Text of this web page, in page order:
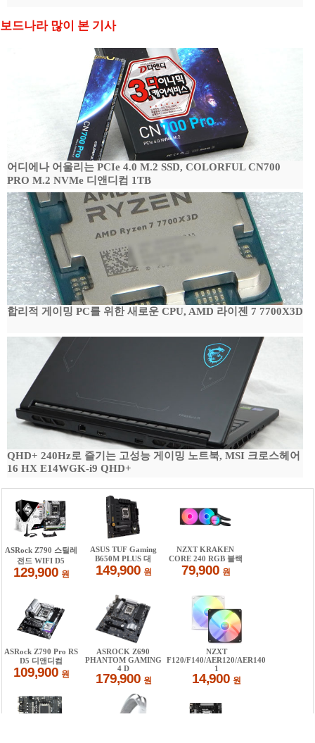
보드나라 많이 본 기사
어디에나 어울리는 PCIe 4.0 M.2 SSD, COLORFUL CN700
PRO M.2 NVMe 디앤디컴 1TB
합리적 게이밍 PC를 위한 새로운 CPU, AMD 라이젠 7 7700X3D
QHD+ 240Hz로 즐기는 고성능 게이밍 노트북, MSI 크로스헤어
16 HX E14WGK-i9 QHD+